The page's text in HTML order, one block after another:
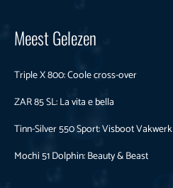
Meest Gelezen
Triple X 800: Coole cross-over
ZAR 85 SL: La vita e bella
Tinn-Silver 550 Sport: Visboot Vakwerk
Mochi 51 Dolphin: Beauty & Beast